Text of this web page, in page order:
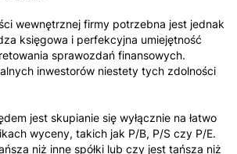
wewnętrznej firmy potrzebna jest jednak
księgowa i perfekcyjna umiejętność
sprawozdań finansowych.
inwestorów niestety tych zdolności
jest skupianie się wyłącznie na łatwo
wyceny, takich jak P/B, P/S czy P/E.
niż inne spółki lub czy jest tańsza niż